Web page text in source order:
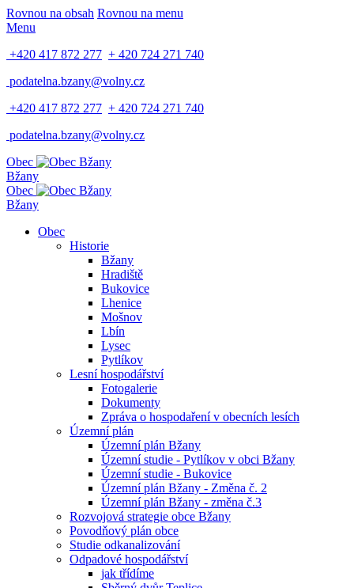
Rovnou na obsah Rovnou na menu
Menu
+420 417 872 277 + 420 724 271 740
podatelna.bzany@volny.cz
+420 417 872 277 + 420 724 271 740
podatelna.bzany@volny.cz
Obec
Bžany
Obec
Bžany
Obec
Historie
Bžany
Hradiště
Bukovice
Lhenice
Mošnov
Lbín
Lysec
Pytlíkov
Lesní hospodářství
Fotogalerie
Dokumenty
Zpráva o hospodaření v obecních lesích
Územní plán
Územní plán Bžany
Územní studie - Pytlíkov v obci Bžany
Územní studie - Bukovice
Územní plán Bžany - Změna č. 2
Územní plán Bžany - změna č.3
Rozvojová strategie obce Bžany
Povodňový plán obce
Studie odkanalizování
Odpadové hospodářství
jak třídíme